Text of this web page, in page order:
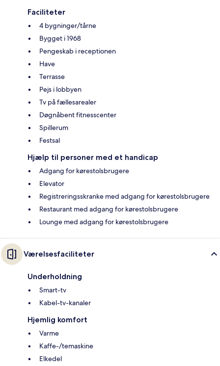
Faciliteter
4 bygninger/tårne
Bygget i 1968
Pengeskab i receptionen
Have
Terrasse
Pejs i lobbyen
Tv på fællesarealer
Døgnåbent fitnesscenter
Spillerum
Festsal
Hjælp til personer med et handicap
Adgang for kørestolsbrugere
Elevator
Registreringsskranke med adgang for kørestolsbrugere
Restaurant med adgang for kørestolsbrugere
Lounge med adgang for kørestolsbrugere
Værelsesfaciliteter
Underholdning
Smart-tv
Kabel-tv-kanaler
Hjemlig komfort
Varme
Kaffe-/temaskine
Elkedel